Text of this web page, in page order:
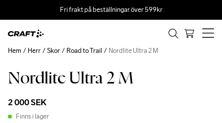
Fri frakt på beställningar över 599kr
Nordlite Ultra 2 M
2 000 SEK
Finns i lager
Hem Herr Skor Road to Trail Nordlite Ultra 2 M